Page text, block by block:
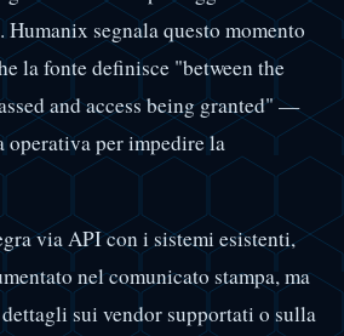
segnala questo momento
la fonte definisce "between the
and access being granted" —
operativa per impedire la
via API con i sistemi esistenti,
nel comunicato stampa, ma
sui vendor supportati o sulla